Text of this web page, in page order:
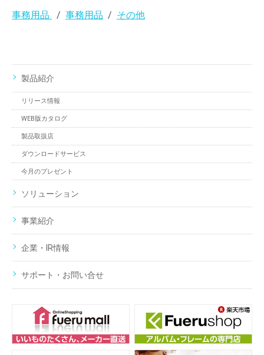
事務用品 事務用品 その他
製品紹介
リリース情報
WEB版カタログ
製品取扱店
ダウンロードサービス
今月のプレゼント
ソリューション
事業紹介
企業・IR情報
サポート・お問い合せ